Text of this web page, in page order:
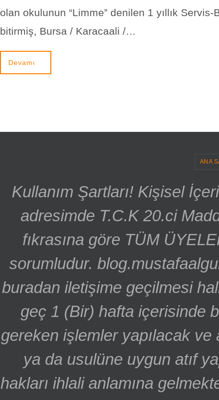
olan okulunun “Limme” denilen 1 yıllık Servis-
bitirmiş, Bursa / Karacaali /…
Devamı
ANA
Kullanım Şartları! Kişisel
adresimde T.C.K 20.ci
fıkrasına göre TÜM
sorumludur.
buradan iletişime geçilmesi
geç 1 (Bir) hafta içerisinde
gereken işlemler yapılacak ve
ya da usulüne uygun atıf
hakları ihlali anlamına